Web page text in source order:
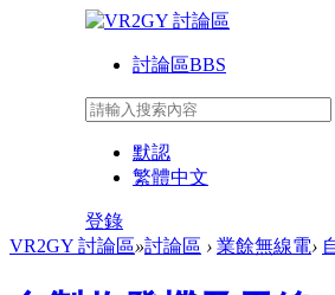
討論區BBS
默認
繁體中文
登錄
VR2GY 討論區»討論區 › 業餘無線電›